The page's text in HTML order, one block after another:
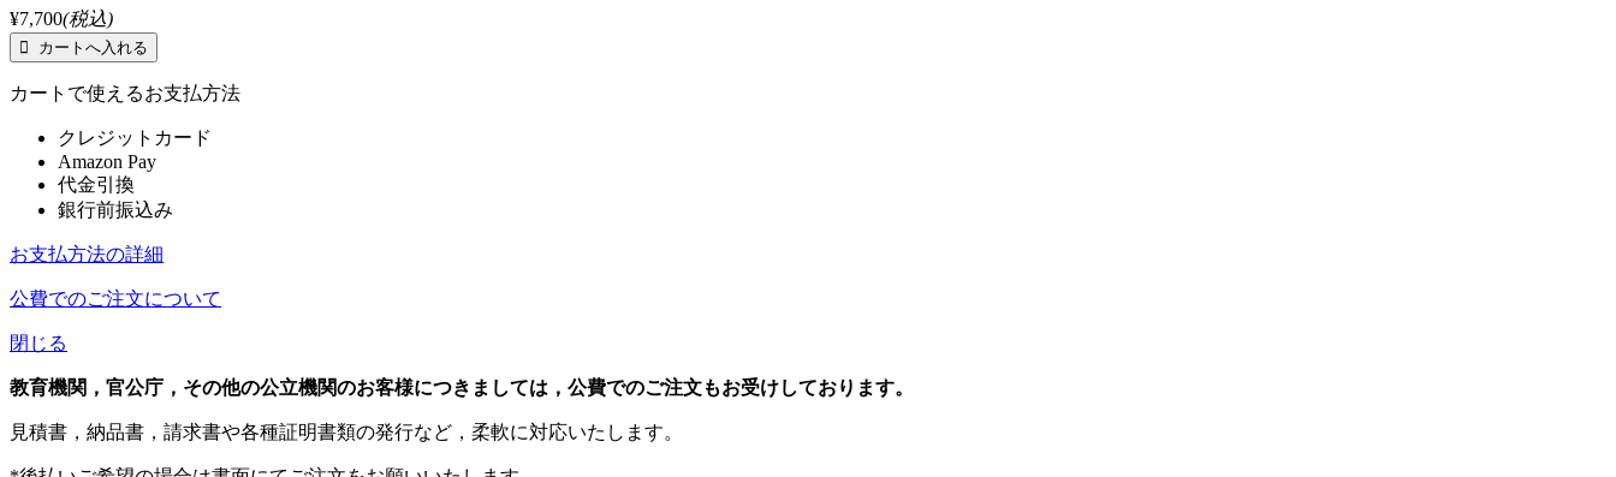
¥7,700(税込)
カートで使えるお支払方法
クレジットカード
Amazon Pay
代金引換
銀行前振込み
お支払方法の詳細
公費でのご注文について
閉じる
教育機関，官公庁，その他の公立機関のお客様につきましては，公費でのご注文もお受けしております。
見積書，納品書，請求書や各種証明書類の発行など，柔軟に対応いたします。